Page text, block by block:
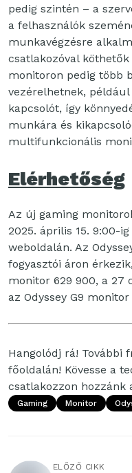
pedig szintén – a
a felhasználók
munkavégzésre
csatlakozóval
monitoron pedig több
vezérelhetnek,
kapcsolót, így
munkára és
multifunkcionális
Elérhetőség
Az új gaming
2025. április 15. 9:00-
weboldalán. Az
fogyasztói áron
monitor 629 900, a 27
az Odyssey G9
Hangolódj rá! További
főoldalán! Kövesse a
csatlakozzon hozzánk
Gaming Monitor
ELŐZŐ CIKK